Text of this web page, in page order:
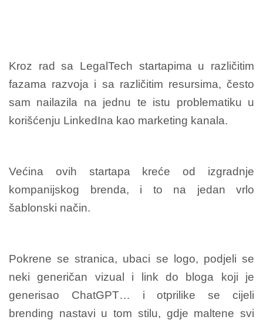
Kroz rad sa LegalTech startapima u različitim
fazama razvoja i sa različitim resursima, često
sam nailazila na jednu te istu problematiku u
korišćenju LinkedIna kao marketing kanala.
Većina ovih startapa kreće od izgradnje
kompanijskog brenda, i to na jedan vrlo
šablonski način.
Pokrene se stranica, ubaci se logo, podjeli se
neki generičan vizual i link do bloga koji je
generisao ChatGPT… i otprilike se cijeli
brending nastavi u tom stilu, gdje maltene svi